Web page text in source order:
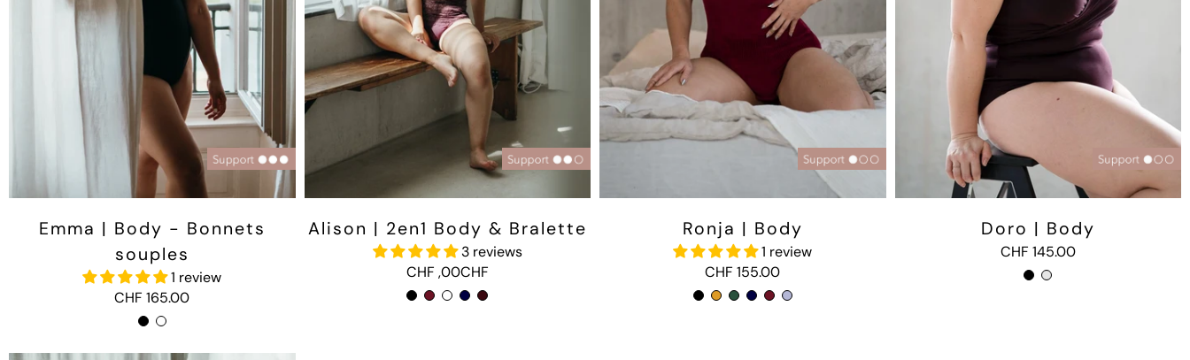
Emma | Body - Bonnets
souples
1 review
CHF 165.00
Alison | 2en1 Body & Bralette
3 reviews
CHF ,00CHF
Ronja | Body
1 review
CHF 155.00
Doro | Body
CHF 145.00